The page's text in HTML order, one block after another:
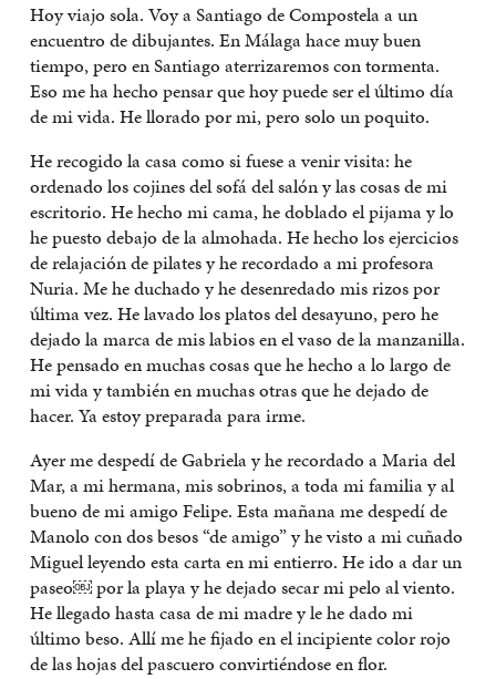
Hoy viajo sola. Voy a Santiago de Compostela a un
encuentro de dibujantes. En Málaga hace muy buen
tiempo, pero en Santiago aterrizaremos con tormenta.
Eso me ha hecho pensar que hoy puede ser el último día
de mi vida. He llorado por mi, pero solo un poquito.
He recogido la casa como si fuese a venir visita: he
ordenado los cojines del sofá del salón y las cosas de mi
escritorio. He hecho mi cama, he doblado el pijama y lo
he puesto debajo de la almohada. He hecho los ejercicios
de relajación de pilates y he recordado a mi profesora
Nuria. Me he duchado y he desenredado mis rizos por
última vez. He lavado los platos del desayuno, pero he
dejado la marca de mis labios en el vaso de la manzanilla.
He pensado en muchas cosas que he hecho a lo largo de
mi vida y también en muchas otras que he dejado de
hacer. Ya estoy preparada para irme.
Ayer me despedí de Gabriela y he recordado a Maria del
Mar, a mi hermana, mis sobrinos, a toda mi familia y al
bueno de mi amigo Felipe. Esta mañana me despedí de
Manolo con dos besos “de amigo” y he visto a mi cuñado
Miguel leyendo esta carta en mi entierro. He ido a dar un
paseo￼ por la playa y he dejado secar mi pelo al viento.
He llegado hasta casa de mi madre y le he dado mi
último beso. Allí me he fijado en el incipiente color rojo
de las hojas del pascuero convirtiéndose en flor.